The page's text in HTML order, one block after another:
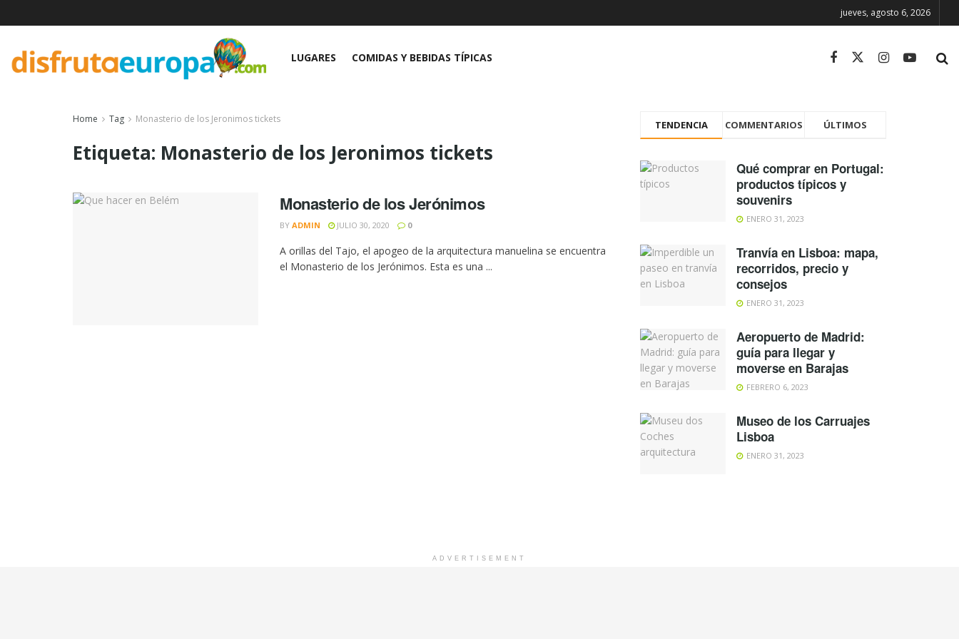
jueves, agosto 6, 2026
LUGARES COMIDAS Y BEBIDAS TÍPICAS
Home Tag Monasterio de los Jeronimos tickets
Etiqueta: Monasterio de los Jeronimos tickets
Monasterio de los Jerónimos
BY ADMIN JULIO 30, 2020 0
A orillas del Tajo, el apogeo de la arquitectura manuelina se encuentra
el Monasterio de los Jerónimos. Esta es una ...
TENDENCIA COMMENTARIOS ÚLTIMOS
Qué comprar en Portugal:
productos típicos y
souvenirs
ENERO 31, 2023
Tranvía en Lisboa: mapa,
recorridos, precio y
consejos
ENERO 31, 2023
Aeropuerto de Madrid:
guía para llegar y
moverse en Barajas
FEBRERO 6, 2023
Museo de los Carruajes
Lisboa
ENERO 31, 2023
ADVERTISEMENT